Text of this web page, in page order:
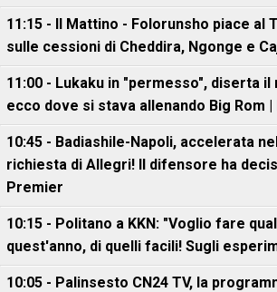
11:15 - Il Mattino - Folorunsho piace al
sulle cessioni di Cheddira, Ngonge e
11:00 - Lukaku in "permesso", diserta
ecco dove si stava allenando Big Rom |
10:45 - Badiashile-Napoli, accelerata
richiesta di Allegri! Il difensore ha
Premier
10:15 - Politano a KKN: "Voglio fare
quest'anno, di quelli facili! Sugli
10:05 - Palinsesto CN24 TV, la